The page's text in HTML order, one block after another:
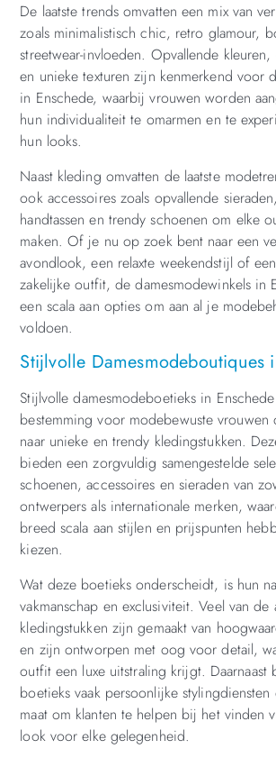
De laatste trends omvatten een mix van
zoals minimalistisch chic, retro glamour,
streetwear-invloeden. Opvallende
en unieke texturen zijn kenmerkend voor
in Enschede, waarbij vrouwen worden
hun individualiteit te omarmen en te
hun looks.
Naast kleding omvatten de laatste
ook accessoires zoals opvallende
handtassen en trendy schoenen om elke
maken. Of je nu op zoek bent naar een
avondlook, een relaxte weekendstijl of
zakelijke outfit, de damesmodewinkels in
een scala aan opties om aan al je
voldoen.
Stijlvolle Damesmodeboutiques
Stijlvolle damesmodeboetieks in
bestemming voor modebewuste
naar unieke en trendy kledingstukken.
bieden een zorgvuldig samengestelde
schoenen, accessoires en sieraden van
ontwerpers als internationale merken,
breed scala aan stijlen en prijspunten
kiezen.
Wat deze boetieks onderscheidt, is hun
vakmanschap en exclusiviteit. Veel van de
kledingstukken zijn gemaakt van
en zijn ontworpen met oog voor detail,
outfit een luxe uitstraling krijgt. Daarnaast
boetieks vaak persoonlijke
maat om klanten te helpen bij het vinden
look voor elke gelegenheid.